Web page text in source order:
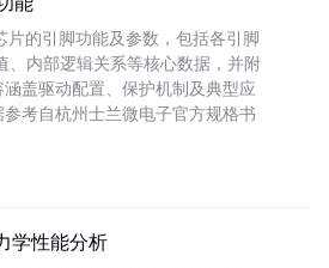
片的引脚功能及参数，包括各引脚
、内部逻辑关系等核心数据，并附
盖驱动配置、保护机制及典型应
考自杭州士兰微电子官方规格书
学性能分析